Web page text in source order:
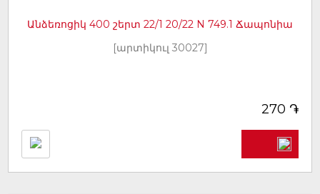
Անձեռոցիկ 400 շերտ 22/1 20/22 N 749.1 Ճապոնիա
[արտիկուլ 30027]
270 ֏